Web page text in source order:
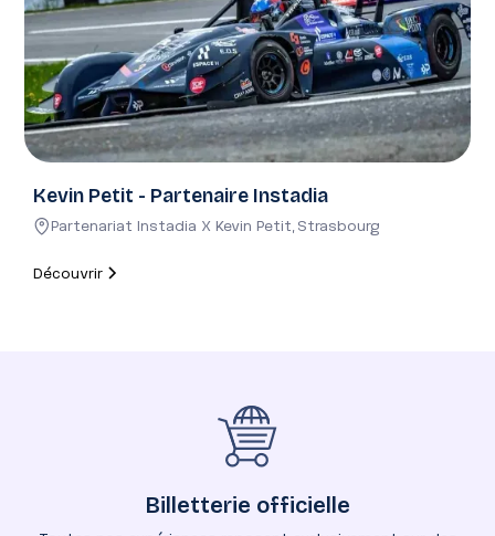
Kevin Petit - Partenaire Instadia
Partenariat Instadia X Kevin Petit,Strasbourg
Découvrir
Billetterie officielle